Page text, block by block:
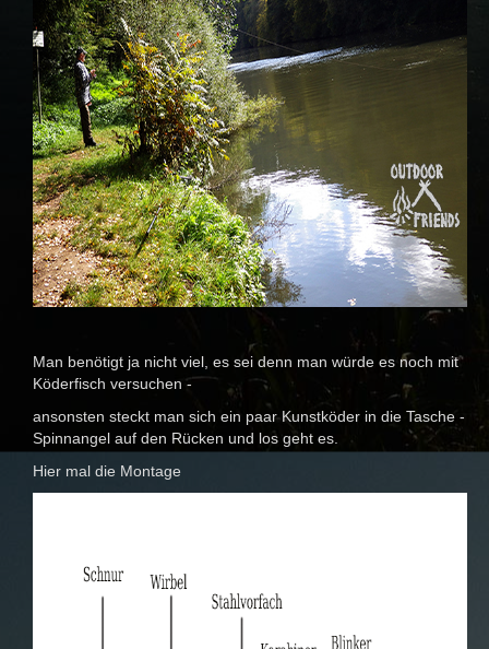
Man benötigt ja nicht viel, es sei denn man würde es noch mit
Köderfisch versuchen -
ansonsten steckt man sich ein paar Kunstköder in die Tasche -
Spinnangel auf den Rücken und los geht es.
Hier mal die Montage